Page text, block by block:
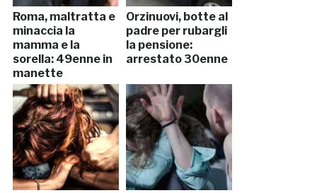
Roma, maltratta e
minaccia la
mamma e la
sorella: 49enne in
manette
Orzinuovi, botte al
padre per rubargli
la pensione:
arrestato 30enne